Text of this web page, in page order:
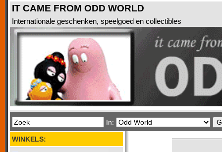
IT CAME FROM ODD WORLD
Internationale geschenken, speelgoed en collectibles
In:
WINKELS: